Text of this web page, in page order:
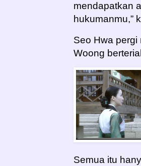
mendapatkan
hukumanmu,”
Seo Hwa
Woong
Semua itu